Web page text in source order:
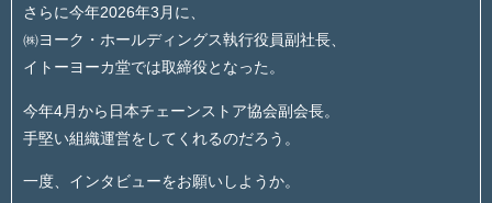
さらに今年2026年3月に、
㈱ヨーク・ホールディングス執行役員副社長、
イトーヨーカ堂では取締役となった。
今年4月から日本チェーンストア協会副会長。
手堅い組織運営をしてくれるのだろう。
一度、インタビューをお願いしようか。